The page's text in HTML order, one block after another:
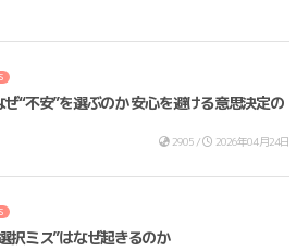
ぜ“不安”を選ぶのか 安心を避ける意思決定の
2905 / 2026年04月24日
択ミス”はなぜ起きるのか